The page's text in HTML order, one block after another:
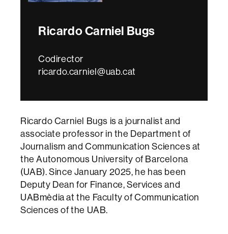
Ricardo Carniel Bugs
Codirector
ricardo.carniel@uab.cat
Ricardo Carniel Bugs is a journalist and
associate professor in the Department of
Journalism and Communication Sciences at
the Autonomous University of Barcelona
(UAB). Since January 2025, he has been
Deputy Dean for Finance, Services and
UABmèdia at the Faculty of Communication
Sciences of the UAB.